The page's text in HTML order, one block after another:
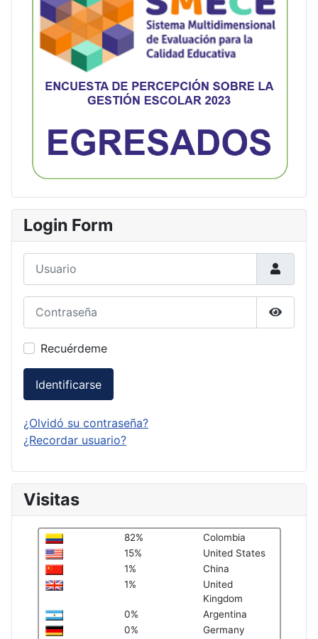
Login Form
Recuérdeme
Identificarse
¿Olvidó su contraseña?
¿Recordar usuario?
Visitas
82%
Colombia
15%
United States
1%
China
1%
United
Kingdom
0%
Argentina
0%
Germany